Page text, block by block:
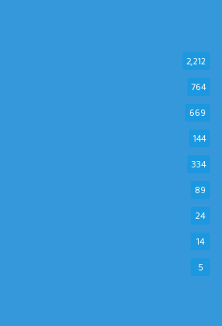
2,212
764
669
144
334
89
24
14
5